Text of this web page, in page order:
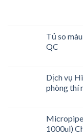
Tủ so
QC
Dịch vụ
phòng thí
1000ul)